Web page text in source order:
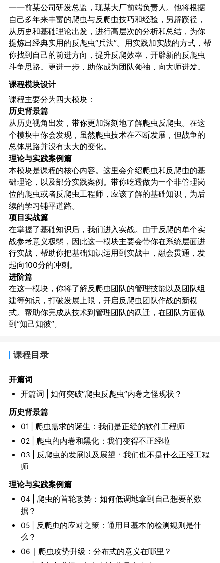
——前某公司研发总监，现某大厂前端负责人。他将根据
自己多年来丰富的爬虫与反爬虫技巧和经验，另辟蹊径，
从历史和基础理论出发，进行高层次的分析和总结，为你
提炼出经典实用的反爬虫“兵法”。用实践加实战的方式，帮
你找到自己的前进方向，提升反爬效率，开辟新的反爬虫
斗争思路。更进一步，助你成为团队领袖，向大师进发。
课程模块设计
课程主要分为四大模块：
历史背景篇
从历史视角出发，带你更加深刻地了解爬虫反爬虫。在这
个模块中你会发现，虽然爬虫技术在不断发展，但战争的
总体思路并没有太大的变化。
理论与实践案例篇
本模块是课程的核心内容。这里会介绍爬虫和反爬虫的基
础理论，以及部分实践案例。带你吃透做为一个非管理岗
位的爬虫或者反爬虫工程师，应该了解的基础知识，为后
续的学习铺平道路。
项目实战篇
在掌握了基础知识后，我们进入实战。由于反爬的单个实
战参考意义极弱，因此这一模块主要会带你在系统层面进
行实战，帮助你把基础知识运用到实战中，融会贯通，发
起向100分的冲刺。
进阶篇
在这一模块，你将了解反爬虫团队的管理技能以及团队组
建等知识，打破发展上限，开启反爬虫团队作战的新模
式。帮助你完成从技术到管理团队的跃迁，在团队方面做
到“知己知彼”。
课程目录
开篇词
开篇词 | 如何突破“爬虫反爬虫”内卷之怪现状？
历史背景篇
01 | 爬虫需求的诞生：我们是正经的软件工程师
02 | 爬虫的内卷和黑化：我们变得不正经啦
03 | 反爬虫的发展以及展望：我们也不是什么正经工程
师
理论与实践案例篇
04 | 爬虫的首轮攻势：如何低调地拿到自己想要的数
据？
05 | 反爬虫的应对之策：通用且基本的检测规则是什
么？
06｜爬虫攻势升级：分布式的意义在哪里？